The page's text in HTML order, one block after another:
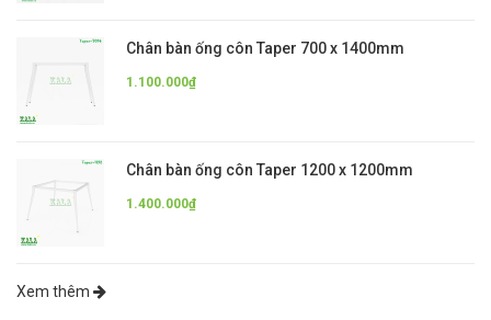
Chân bàn ống côn Taper 700 x 1400mm
1.100.000₫
Chân bàn ống côn Taper 1200 x 1200mm
1.400.000₫
Xem thêm